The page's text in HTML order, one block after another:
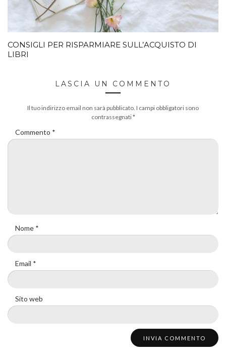
CONSIGLI PER RISPARMIARE SULL’ACQUISTO DI
LIBRI
LASCIA UN COMMENTO
Il tuo indirizzo email non sarà pubblicato. I campi obbligatori sono
contrassegnati*
Commento *
Nome *
Email *
Sito web